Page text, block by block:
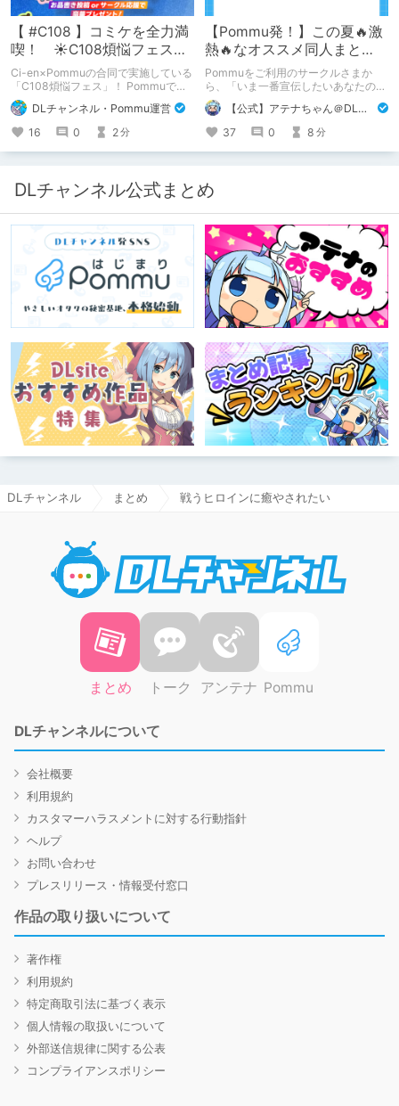
【 #C108 】コミケを全力満
喫！ ☀C108煩悩フェス☀
Pommu版のご案内
Ci-en×Pommuの合同で実施している
「C108煩悩フェス」！ Pommuでの
参加方法について、改めてこちらでも
ご案内いたします！
DLチャンネル・Pommu運営
16
0 2分
【Pommu発！】この夏🔥激
熱🔥なオススメ同人まと
め！ その1
Pommuをご利用のサークルさまか
ら、「いま一番宣伝したいあなたの
DLsite作品」を募りました！ この夏
🔥激熱🔥な作品ばかり！あなたがまだ
出会っていない、運命の作品が見つか
るかも！
【公式】アテナちゃん＠DLチャンネル
37
0 8 分
DLチャンネル公式まとめ
DLチャンネル まとめ 戦うヒロインに癒やされたい
まとめ トーク アンテナ Pommu
DLチャンネルについて
会社概要
利用規約
カスタマーハラスメントに対する行動指針
ヘルプ
お問い合わせ
プレスリリース・情報受付窓口
作品の取り扱いについて
著作権
利用規約
特定商取引法に基づく表示
個人情報の取扱いについて
外部送信規律に関する公表
コンプライアンスポリシー